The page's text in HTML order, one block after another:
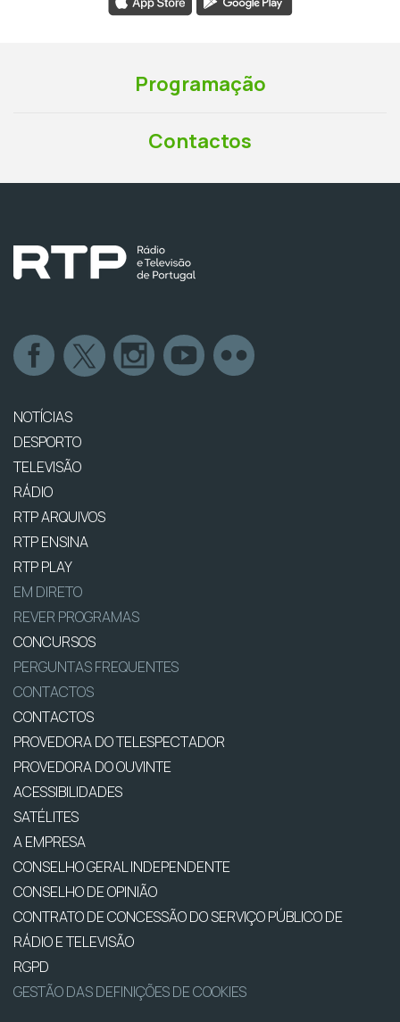
Programação
Contactos
NOTÍCIAS
DESPORTO
TELEVISÃO
RÁDIO
RTP ARQUIVOS
RTP ENSINA
RTP PLAY
EM DIRETO
REVER PROGRAMAS
CONCURSOS
PERGUNTAS FREQUENTES
CONTACTOS
CONTACTOS
PROVEDORA DO TELESPECTADOR
PROVEDORA DO OUVINTE
ACESSIBILIDADES
SATÉLITES
A EMPRESA
CONSELHO GERAL INDEPENDENTE
CONSELHO DE OPINIÃO
CONTRATO DE CONCESSÃO DO SERVIÇO PÚBLICO DE
RÁDIO E TELEVISÃO
RGPD
GESTÃO DAS DEFINIÇÕES DE COOKIES